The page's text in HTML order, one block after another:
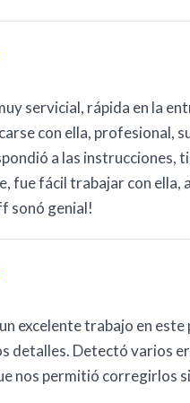
servicial, rápida en la
con ella, profesional,
a las instrucciones,
fue fácil trabajar con ella,
sonó genial!
excelente trabajo en
detalles. Detectó varios
nos permitió corregirlos